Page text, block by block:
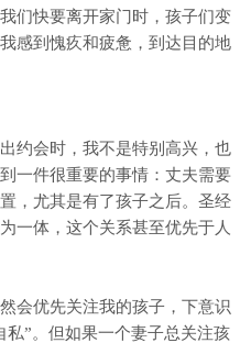
们快要离开家门时，孩子们变
感到愧疚和疲惫，到达目的地
约会时，我不是特别高兴，也
一件很重要的事情：丈夫需要
，尤其是有了孩子之后。圣经
一体，这个关系甚至优先于人
会优先关注我的孩子，下意识
”。但如果一个妻子总关注孩